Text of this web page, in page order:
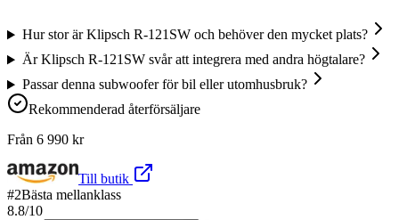
Hur stor är Klipsch R-121SW och behöver den mycket plats?
Är Klipsch R-121SW svår att integrera med andra högtalare?
Passar denna subwoofer för bil eller utomhusbruk?
Rekommenderad återförsäljare
Från 6 990 kr
Till butik
#2Bästa mellanklass
8.8/10